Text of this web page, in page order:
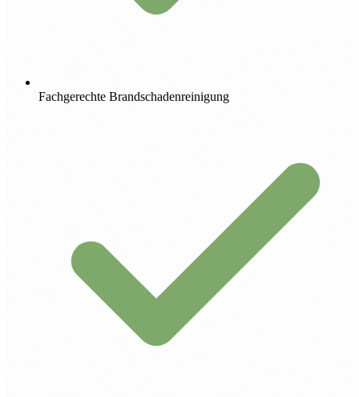
Fachgerechte Brandschadenreinigung